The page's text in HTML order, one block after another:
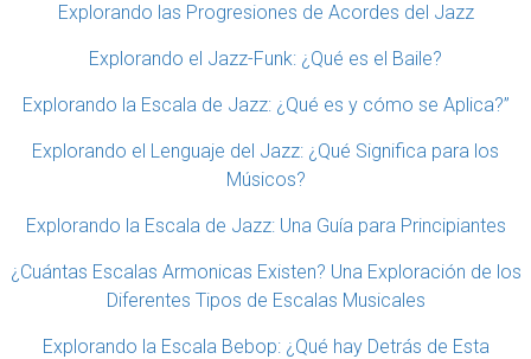
Explorando las Progresiones de Acordes del Jazz
Explorando el Jazz-Funk: ¿Qué es el Baile?
Explorando la Escala de Jazz: ¿Qué es y cómo se Aplica?”
Explorando el Lenguaje del Jazz: ¿Qué Significa para los
Músicos?
Explorando la Escala de Jazz: Una Guía para Principiantes
¿Cuántas Escalas Armonicas Existen? Una Exploración de los
Diferentes Tipos de Escalas Musicales
Explorando la Escala Bebop: ¿Qué hay Detrás de Esta